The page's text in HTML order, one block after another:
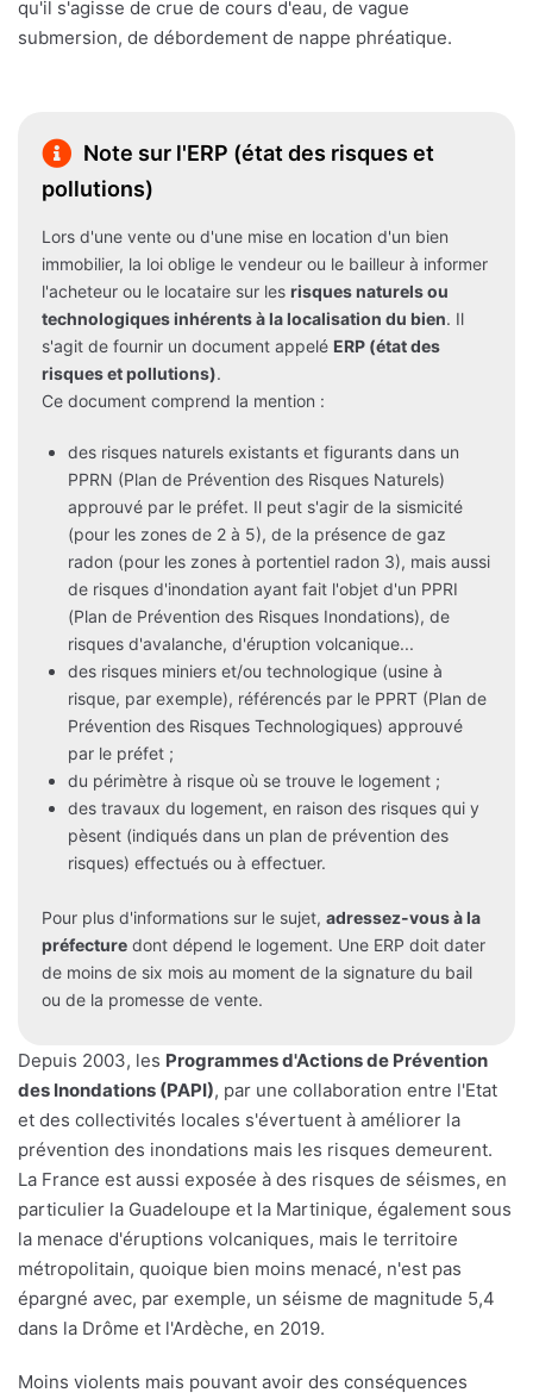
qu'il s'agisse de crue de cours d'eau, de vague
submersion, de débordement de nappe phréatique.
Note sur l'ERP (état des risques et
pollutions)
Lors d'une vente ou d'une mise en location d'un bien
immobilier, la loi oblige le vendeur ou le bailleur à informer
l'acheteur ou le locataire sur les risques naturels ou
technologiques inhérents à la localisation du bien. Il
s'agit de fournir un document appelé ERP (état des
risques et pollutions).
Ce document comprend la mention :
des risques naturels existants et figurants dans un
PPRN (Plan de Prévention des Risques Naturels)
approuvé par le préfet. Il peut s'agir de la sismicité
(pour les zones de 2 à 5), de la présence de gaz
radon (pour les zones à portentiel radon 3), mais aussi
de risques d'inondation ayant fait l'objet d'un PPRI
(Plan de Prévention des Risques Inondations), de
risques d'avalanche, d'éruption volcanique...
des risques miniers et/ou technologique (usine à
risque, par exemple), référencés par le PPRT (Plan de
Prévention des Risques Technologiques) approuvé
par le préfet ;
du périmètre à risque où se trouve le logement ;
des travaux du logement, en raison des risques qui y
pèsent (indiqués dans un plan de prévention des
risques) effectués ou à effectuer.
Pour plus d'informations sur le sujet, adressez-vous à la
préfecture dont dépend le logement. Une ERP doit dater
de moins de six mois au moment de la signature du bail
ou de la promesse de vente.
Depuis 2003, les Programmes d'Actions de Prévention
des Inondations (PAPI), par une collaboration entre l'Etat
et des collectivités locales s'évertuent à améliorer la
prévention des inondations mais les risques demeurent.
La France est aussi exposée à des risques de séismes, en
particulier la Guadeloupe et la Martinique, également sous
la menace d'éruptions volcaniques, mais le territoire
métropolitain, quoique bien moins menacé, n'est pas
épargné avec, par exemple, un séisme de magnitude 5,4
dans la Drôme et l'Ardèche, en 2019.
Moins violents mais pouvant avoir des conséquences